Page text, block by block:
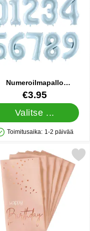
Numeroilmapallo
Vaaleansininen
86685
€3.95
Valitse ...
Varastossa
Toimitusaika: 1-2 päivää
suosikiksi
happy Birthday